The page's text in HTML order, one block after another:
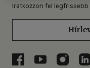
Iratkozzon fel legfrissebb
Libri aLibri aLibri